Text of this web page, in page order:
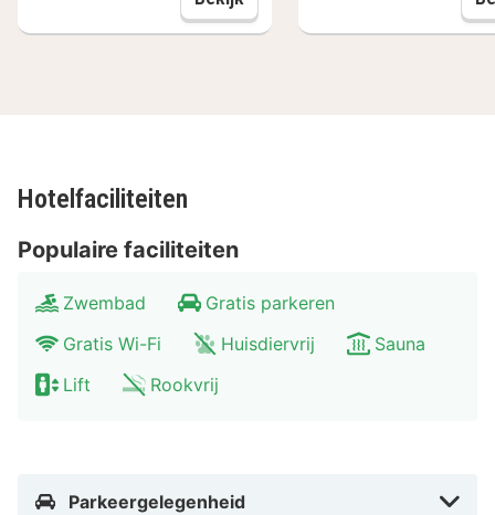
Hotelfaciliteiten
Populaire faciliteiten
Zwembad
Gratis parkeren
Gratis Wi-Fi
Huisdiervrij
Sauna
Lift
Rookvrij
Parkeergelegenheid